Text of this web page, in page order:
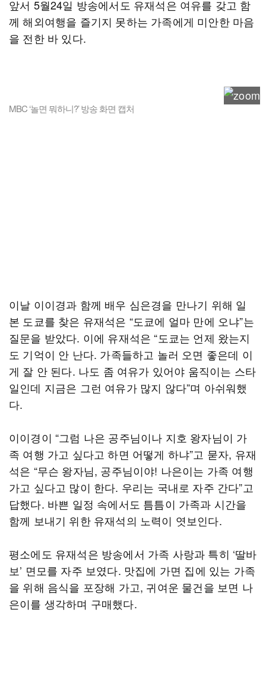
앞서 5월24일 방송에서도 유재석은 여유를 갖고 함
께 해외여행을 즐기지 못하는 가족에게 미안한 마음
을 전한 바 있다.
MBC ‘놀면 뭐하니?’ 방송 화면 캡처
이날 이이경과 함께 배우 심은경을 만나기 위해 일
본 도쿄를 찾은 유재석은 “도쿄에 얼마 만에 오냐”는
질문을 받았다. 이에 유재석은 “도쿄는 언제 왔는지
도 기억이 안 난다. 가족들하고 놀러 오면 좋은데 이
게 잘 안 된다. 나도 좀 여유가 있어야 움직이는 스타
일인데 지금은 그런 여유가 많지 않다”며 아쉬워했
다.
이이경이 “그럼 나은 공주님이나 지호 왕자님이 가
족 여행 가고 싶다고 하면 어떻게 하냐”고 묻자, 유재
석은 “무슨 왕자님, 공주님이야! 나은이는 가족 여행
가고 싶다고 많이 한다. 우리는 국내로 자주 간다”고
답했다. 바쁜 일정 속에서도 틈틈이 가족과 시간을
함께 보내기 위한 유재석의 노력이 엿보인다.
평소에도 유재석은 방송에서 가족 사랑과 특히 ‘딸바
보’ 면모를 자주 보였다. 맛집에 가면 집에 있는 가족
을 위해 음식을 포장해 가고, 귀여운 물건을 보면 나
은이를 생각하며 구매했다.